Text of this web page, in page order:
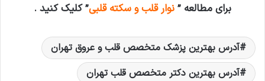
برای مطالعه ”نوار قلب و سکته قلبی” کلیک کنید .
آدرس بهترین پزشک متخصص قلب و عروق تهران
آدرس بهترین دکتر متخصص قلب تهران